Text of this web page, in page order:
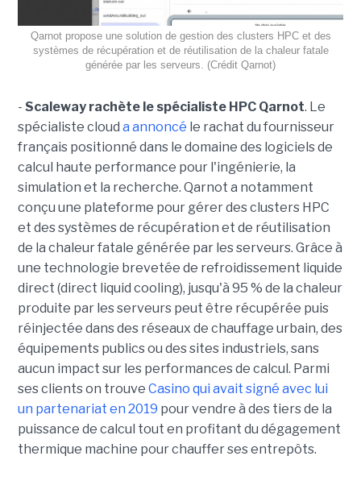
Qarnot propose une solution de gestion des clusters HPC et des
systèmes de récupération et de réutilisation de la chaleur fatale
générée par les serveurs. (Crédit Qarnot)
- Scaleway rachète le spécialiste HPC Qarnot. Le
spécialiste cloud a annoncé le rachat du fournisseur
français positionné dans le domaine des logiciels de
calcul haute performance pour l'ingénierie, la
simulation et la recherche. Qarnot a notamment
conçu une plateforme pour gérer des clusters HPC
et des systèmes de récupération et de réutilisation
de la chaleur fatale générée par les serveurs. Grâce à
une technologie brevetée de refroidissement liquide
direct (direct liquid cooling), jusqu'à 95 % de la chaleur
produite par les serveurs peut être récupérée puis
réinjectée dans des réseaux de chauffage urbain, des
équipements publics ou des sites industriels, sans
aucun impact sur les performances de calcul. Parmi
ses clients on trouve Casino qui avait signé avec lui
un partenariat en 2019 pour vendre à des tiers de la
puissance de calcul tout en profitant du dégagement
thermique machine pour chauffer ses entrepôts.